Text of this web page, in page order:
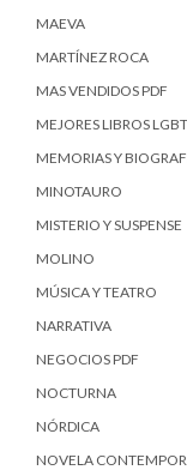
MAEVA
MARTÍNEZ ROCA
MAS VENDIDOS PDF
MEJORES LIBROS
MEMORIAS Y
MINOTAURO
MISTERIO Y SUSPENSE
MOLINO
MÚSICA Y TEATRO
NARRATIVA
NEGOCIOS PDF
NOCTURNA
NÓRDICA
NOVELA